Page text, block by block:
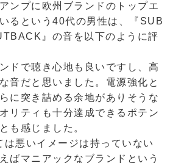
ンプに欧州ブランドのトップエ
るという40代の男性は、『SUB
』の音を以下のように評
ドで聴き心地も良いですし、高
音だと思いました。電源強化と
に突き詰める余地がありそうな
リティも十分達成できるポテン
も感じました。
悪いイメージは持っていない
ばマニアックなブランドという